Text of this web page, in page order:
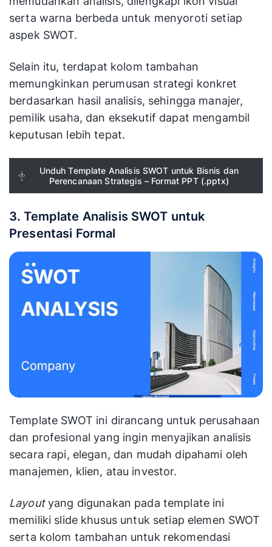
serta warna berbeda untuk menyoroti setiap
aspek SWOT.
Selain itu, terdapat kolom tambahan
memungkinkan perumusan strategi konkret
berdasarkan hasil analisis, sehingga manajer,
pemilik usaha, dan eksekutif dapat mengambil
keputusan lebih tepat.
Unduh Template Analisis SWOT untuk Bisnis dan
Perencanaan Strategis – Format PPT (.pptx)
3. Template Analisis SWOT untuk
Presentasi Formal
Template SWOT ini dirancang untuk perusahaan
dan profesional yang ingin menyajikan analisis
secara rapi, elegan, dan mudah dipahami oleh
manajemen, klien, atau investor.
Layoutyang digunakan pada template ini
memiliki slide khusus untuk setiap elemen SWOT
serta kolom tambahan untuk rekomendasi